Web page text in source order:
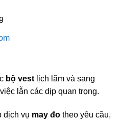
bộ vest lịch lãm và sang
lẫn các dịp quan trọng.
dịch vụ may đo theo yêu cầu,